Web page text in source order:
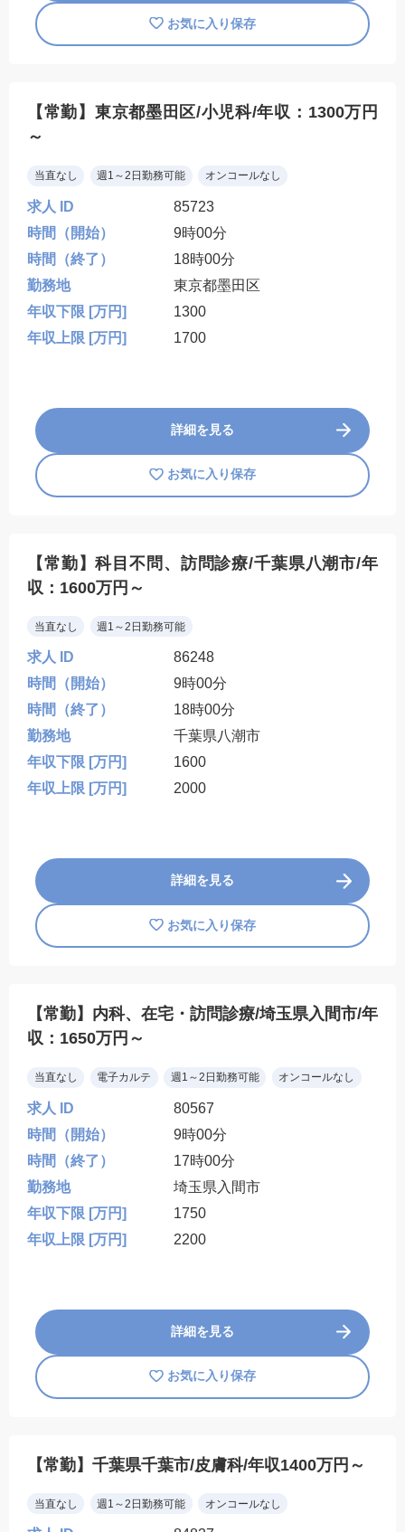
お気に入り保存
【常勤】東京都墨田区/小児科/年収：1300万円
～
当直なし 週1～2日勤務可能 オンコールなし
求人 ID
85723
時間（開始）
9時00分
時間（終了）
18時00分
勤務地
東京都墨田区
年収下限 [万円]
1300
年収上限 [万円]
1700
詳細を見る
お気に入り保存
【常勤】科目不問、訪問診療/千葉県八潮市/年
収：1600万円～
当直なし 週1～2日勤務可能
求人 ID
86248
時間（開始）
9時00分
時間（終了）
18時00分
勤務地
千葉県八潮市
年収下限 [万円]
1600
年収上限 [万円]
2000
詳細を見る
お気に入り保存
【常勤】内科、在宅・訪問診療/埼玉県入間市/年
収：1650万円～
当直なし 電子カルテ 週1～2日勤務可能 オンコールなし
求人 ID
80567
時間（開始）
9時00分
時間（終了）
17時00分
勤務地
埼玉県入間市
年収下限 [万円]
1750
年収上限 [万円]
2200
詳細を見る
お気に入り保存
【常勤】千葉県千葉市/皮膚科/年収1400万円～
当直なし 週1～2日勤務可能 オンコールなし